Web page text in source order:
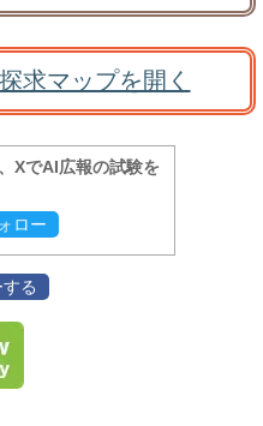
求マップを開く
XでAI広報の試験を
ロー
る